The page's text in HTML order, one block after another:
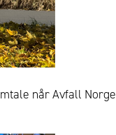
når Avfall